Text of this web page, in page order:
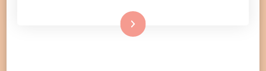
Dowiedz się więcej